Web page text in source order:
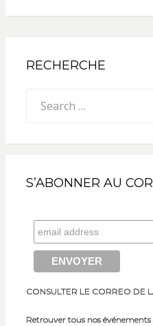
RECHERCHE
for:
S’ABONNER AU
CONSULTER LE CORREO DE
Retrouver tous nos